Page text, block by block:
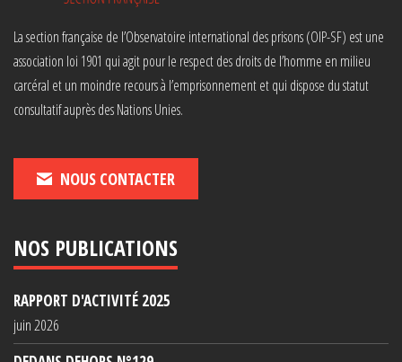
La section française de l’Observatoire international des prisons (OIP-SF) est une
association loi 1901 qui agit pour le respect des droits de l’homme en milieu
carcéral et un moindre recours à l’emprisonnement et qui dispose du statut
consultatif auprès des Nations Unies.
NOUS CONTACTER
NOS PUBLICATIONS
RAPPORT D'ACTIVITÉ 2025
juin 2026